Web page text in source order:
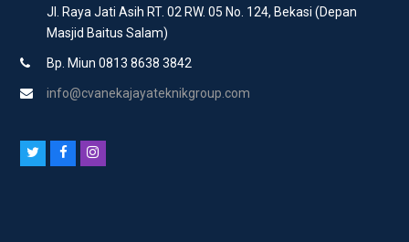
Jl. Raya Jati Asih RT. 02 RW. 05 No. 124, Bekasi (Depan
Masjid Baitus Salam)
Bp. Miun 0813 8638 3842
info@cvanekajayateknikgroup.com
F